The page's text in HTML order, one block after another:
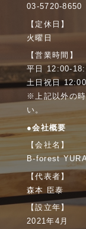
03-5720-8650
【定休日】
火曜日
【営業時間】
平日 12:00-
土日祝日
※上記以外の
い。
●会社概要
【会社名】
B-forest
【代表者】
森本 臣泰
【設立年】
2021年4月